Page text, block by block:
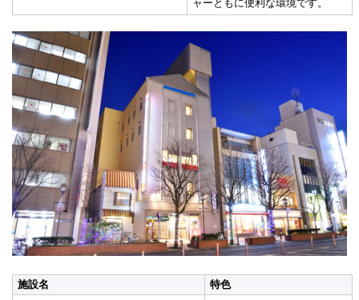
ャーともに便利な環境です。
施設名
特色